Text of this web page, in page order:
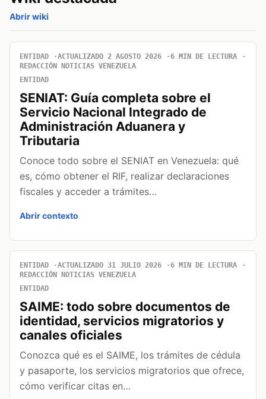
Abrir wiki
ENTIDAD ACTUALIZADO 2 AGOSTO 2026
6 MIN DE LECTURA
REDACCIÓN NOTICIAS VENEZUELA
ENTIDAD
SENIAT: Guía completa sobre el
Servicio Nacional Integrado de
Administración Aduanera y
Tributaria
Conoce todo sobre el SENIAT en Venezuela: qué
es, cómo obtener el RIF, realizar declaraciones
fiscales y acceder a trámites…
Abrir contexto
ENTIDAD ACTUALIZADO 31 JULIO 2026
6 MIN DE LECTURA
REDACCIÓN NOTICIAS VENEZUELA
ENTIDAD
SAIME: todo sobre documentos de
identidad, servicios migratorios y
canales oficiales
Conozca qué es el SAIME, los trámites de cédula
y pasaporte, los servicios migratorios que ofrece,
cómo verificar citas en…